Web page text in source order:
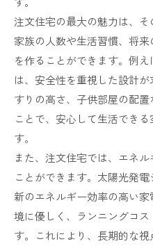
注文住宅の最大の魅力は、そ
家族の人数や生活習慣、将
を作ることができます。例
は、安全性を重視した設計
すりの高さ、子供部屋の配
ことで、安心して生活でき
す。
また、注文住宅では、エネ
ことができます。太陽光発
新のエネルギー効率の高い
境に優しく、ランニングコ
す。これにより、長期的な